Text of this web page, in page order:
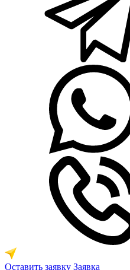
Оставить заявку Заявка